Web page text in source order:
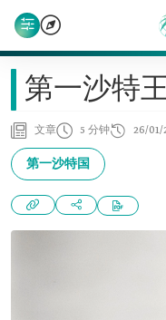
第一沙特
文章 5 分钟 26/01/
第一沙特国